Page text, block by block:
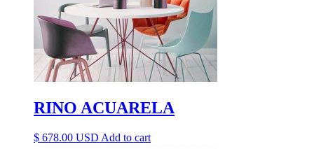
RINO ACUARELA
$ 678.00 Add to cart